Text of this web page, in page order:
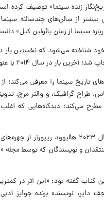
زنده سینما» توصیف کرده
از سالن‌های چندسالنه
سینما از زمان پائولین کیل»
عنوان «فرهنگ زندگینامه‌ای جدید فیلم».
سینما را معرفی می‌کند؛
گرافیک، و والتر مرچ،
می‌کند؛ دیدگاه‌هایی که
انتخاب شد و در نظرسنجی سال ۲۰۱۰ منتقدان و
این کتاب گفته بود: «این اثر در
نویسنده برنده جوایز